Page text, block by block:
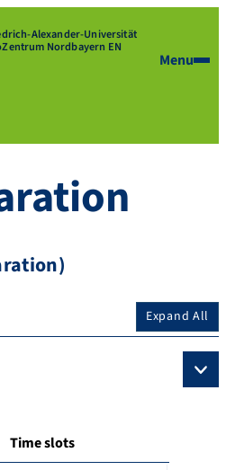
Alexander-Universität
Nordbayern EN
Menu
Expand All
Time slots